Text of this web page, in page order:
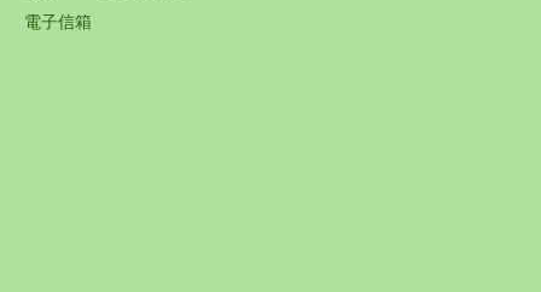
電子信箱